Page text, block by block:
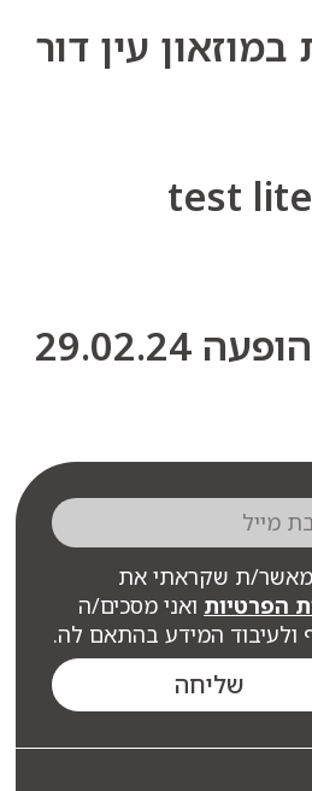
עין דור
שקראתי את
ואני מסכים/ה
המידע בהתאם לה.